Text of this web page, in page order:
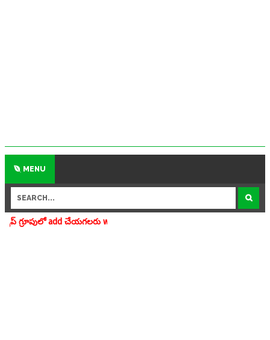
MENU
www.apedu.in.